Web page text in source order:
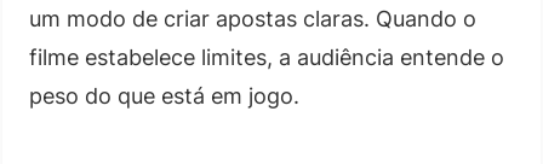
um modo de criar apostas claras. Quando o
filme estabelece limites, a audiência entende o
peso do que está em jogo.